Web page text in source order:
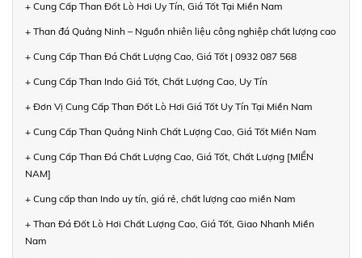
+ Cung Cấp Than Đốt Lò Hơi Uy Tín, Giá Tốt Tại Miền Nam
+ Than đá Quảng Ninh – Nguồn nhiên liệu công nghiệp chất lượng cao
+ Cung Cấp Than Đá Chất Lượng Cao, Giá Tốt | 0932 087 568
+ Cung Cấp Than Indo Giá Tốt, Chất Lượng Cao, Uy Tín
+ Đơn Vị Cung Cấp Than Đốt Lò Hơi Giá Tốt Uy Tín Tại Miền Nam
+ Cung Cấp Than Quảng Ninh Chất Lượng Cao, Giá Tốt Miền Nam
+ Cung Cấp Than Đá Chất Lượng Cao, Giá Tốt, Chất Lượng [MIỀN
NAM]
+ Cung cấp than Indo uy tín, giá rẻ, chất lượng cao miền Nam
+ Than Đá Đốt Lò Hơi Chất Lượng Cao, Giá Tốt, Giao Nhanh Miền
Nam